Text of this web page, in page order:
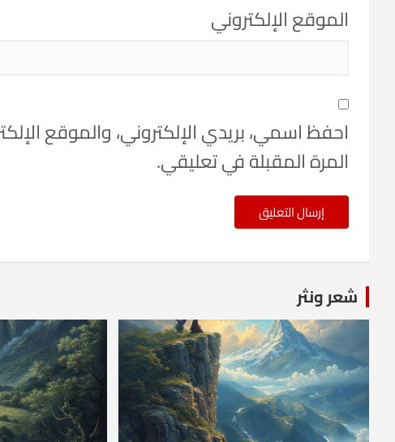
الموقع الإلكتروني
احفظ اسمي، بريدي الإلكتروني، والموقع
المرة المقبلة في تعليقي.
شعر ونثر